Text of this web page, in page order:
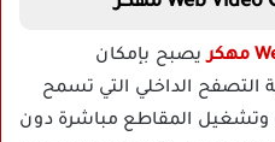
يصبح بإمكان
التصفح الداخلي التي تسمح
وتشغيل المقاطع مباشرة دون